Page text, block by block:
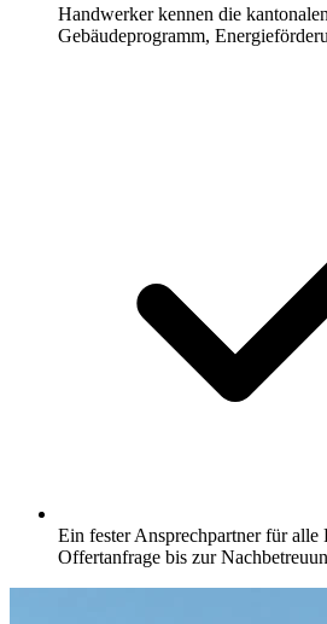
Handwerker kennen die
Gebäudeprogramm,
Ein fester Ansprechpartner für alle
Offertanfrage bis zur